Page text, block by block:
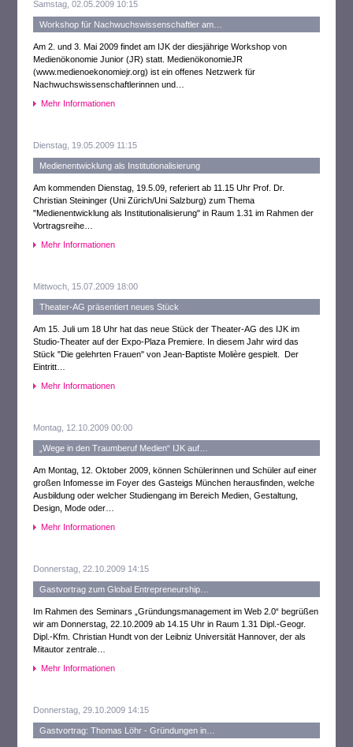
Samstag, 02.05.2009 10:15
Workshop für Nachwuchswissenschaftler am…
Am 2. und 3. Mai 2009 findet am IJK der diesjährige Workshop von
Medienökonomie Junior (JR) statt. MedienökonomieJR
(www.medienoekonomiejr.org) ist ein offenes Netzwerk für
Nachwuchswissenschaftlerinnen und…
Mehr Informationen
Dienstag, 19.05.2009 11:15
Medienentwicklung als Institutionalisierung
Am kommenden Dienstag, 19.5.09, referiert ab 11.15 Uhr Prof. Dr.
Christian Steininger (Uni Zürich/Uni Salzburg) zum Thema
"Medienentwicklung als Institutionalisierung" in Raum 1.31 im Rahmen der
Vortragsreihe…
Mehr Informationen
Mittwoch, 15.07.2009 18:00
Theater-AG präsentiert neues Stück
Am 15. Juli um 18 Uhr hat das neue Stück der Theater-AG des IJK im
Studio-Theater auf der Expo-Plaza Premiere. In diesem Jahr wird das
Stück "Die gelehrten Frauen" von Jean-Baptiste Molière gespielt. Der
Eintritt…
Mehr Informationen
Montag, 12.10.2009 00:00
„Wege in den Traumberuf Medien“ IJK auf…
Am Montag, 12. Oktober 2009, können Schülerinnen und Schüler auf einer
großen Infomesse im Foyer des Gasteigs München herausfinden, welche
Ausbildung oder welcher Studiengang im Bereich Medien, Gestaltung,
Design, Mode oder…
Mehr Informationen
Donnerstag, 22.10.2009 14:15
Gastvortrag zum Global Entrepreneurship…
Im Rahmen des Seminars „Gründungsmanagement im Web 2.0“ begrüßen
wir am Donnerstag, 22.10.2009 ab 14.15 Uhr in Raum 1.31 Dipl.-Geogr.
Dipl.-Kfm. Christian Hundt von der Leibniz Universität Hannover, der als
Mitautor zentrale…
Mehr Informationen
Donnerstag, 29.10.2009 14:15
Gastvortrag: Thomas Löhr - Gründungen in…